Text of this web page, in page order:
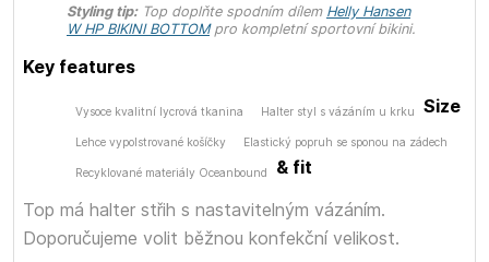
Styling tip:Top doplňte spodním dílem Helly Hansen
W HP BIKINI BOTTOMpro kompletní sportovní bikini.
Key features
Vysoce kvalitní lycrová tkanina Halter styl s vázáním u krku
Lehce vypolstrované košíčky Elastický popruh se sponou na zádech
Recyklované materiály Oceanbound
Size
& fit
Top má halter střih s nastavitelným vázáním.
Doporučujeme volit běžnou konfekční velikost.